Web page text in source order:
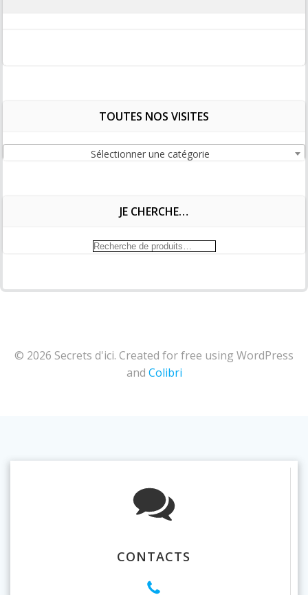
TOUTES NOS VISITES
Sélectionner une catégorie
JE CHERCHE…
Recherche
© 2026 Secrets d'ici. Created for free using WordPress
and Colibri
CONTACTS